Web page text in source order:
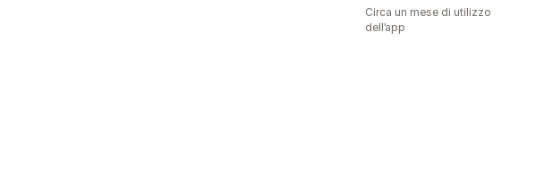
Circa un mese di utilizzo
dell’app